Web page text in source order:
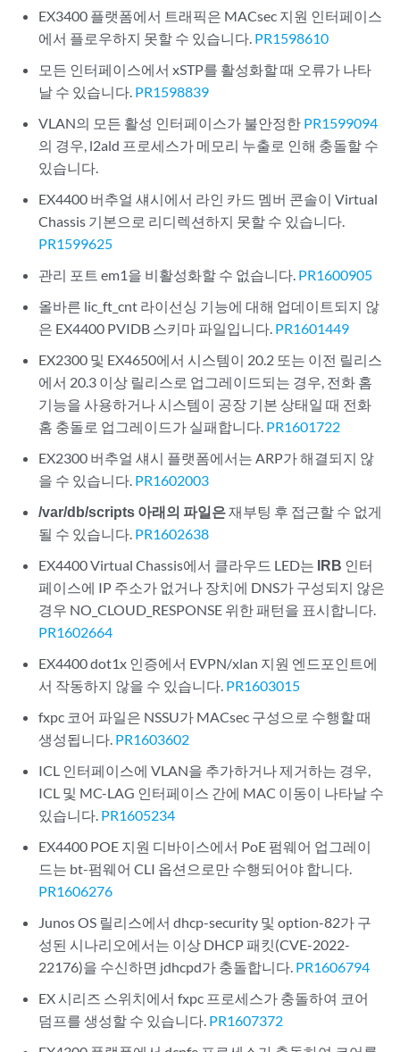
EX3400 플랫폼에서 트래픽은 MACsec 지원 인터페이스
에서 플로우하지 못할 수 있습니다. PR1598610
모든 인터페이스에서 xSTP를 활성화할 때 오류가 나타
날 수 있습니다. PR1598839
VLAN의 모든 활성 인터페이스가 불안정한 PR1599094
의 경우, l2ald 프로세스가 메모리 누출로 인해 충돌할 수
있습니다.
EX4400 버추얼 섀시에서 라인 카드 멤버 콘솔이 Virtual
Chassis 기본으로 리디렉션하지 못할 수 있습니다.
PR1599625
관리 포트 em1을 비활성화할 수 없습니다. PR1600905
올바른 lic_ft_cnt 라이선싱 기능에 대해 업데이트되지 않
은 EX4400 PVIDB 스키마 파일입니다. PR1601449
EX2300 및 EX4650에서 시스템이 20.2 또는 이전 릴리스
에서 20.3 이상 릴리스로 업그레이드되는 경우, 전화 홈
기능을 사용하거나 시스템이 공장 기본 상태일 때 전화
홈 충돌로 업그레이드가 실패합니다. PR1601722
EX2300 버추얼 섀시 플랫폼에서는 ARP가 해결되지 않
을 수 있습니다. PR1602003
/var/db/scripts 아래의 파일은재부팅 후 접근할 수 없게
될 수 있습니다. PR1602638
EX4400 Virtual Chassis에서 클라우드 LED는 IRB 인터
페이스에 IP 주소가 없거나 장치에 DNS가 구성되지 않은
경우 NO_CLOUD_RESPONSE 위한 패턴을 표시합니다.
PR1602664
EX4400 dot1x 인증에서 EVPN/xlan 지원 엔드포인트에
서 작동하지 않을 수 있습니다. PR1603015
fxpc 코어 파일은 NSSU가 MACsec 구성으로 수행할 때
생성됩니다. PR1603602
ICL 인터페이스에 VLAN을 추가하거나 제거하는 경우,
ICL 및 MC-LAG 인터페이스 간에 MAC 이동이 나타날 수
있습니다. PR1605234
EX4400 POE 지원 디바이스에서 PoE 펌웨어 업그레이
드는 bt-펌웨어 CLI 옵션으로만 수행되어야 합니다.
PR1606276
Junos OS 릴리스에서 dhcp-security 및 option-82가 구
성된 시나리오에서는 이상 DHCP 패킷(CVE-2022-
22176)을 수신하면 jdhcpd가 충돌합니다. PR1606794
EX 시리즈 스위치에서 fxpc 프로세스가 충돌하여 코어
덤프를 생성할 수 있습니다. PR1607372